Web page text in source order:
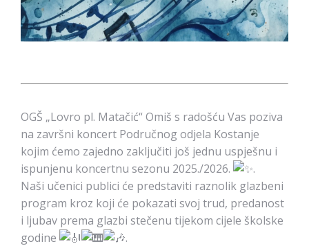
OGŠ „Lovro pl. Matačić“ Omiš s radošću Vas poziva
na završni koncert Područnog odjela Kostanje
kojim ćemo zajedno zaključiti još jednu uspješnu i
ispunjenu koncertnu sezonu 2025./2026.
.
Naši učenici publici će predstaviti raznolik glazbeni
program kroz koji će pokazati svoj trud, predanost
i ljubav prema glazbi stečenu tijekom cijele školske
godine
.